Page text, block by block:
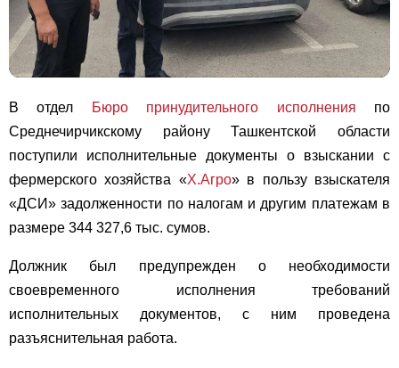
В отдел Бюро принудительного исполнения по
Среднечирчикскому району Ташкентской области
поступили исполнительные документы о взыскании с
фермерского хозяйства «Х.Агро» в пользу взыскателя
«ДСИ» задолженности по налогам и другим платежам в
размере 344 327,6 тыс. сумов.
Должник был предупрежден о необходимости
своевременного исполнения требований
исполнительных документов, с ним проведена
разъяснительная работа.